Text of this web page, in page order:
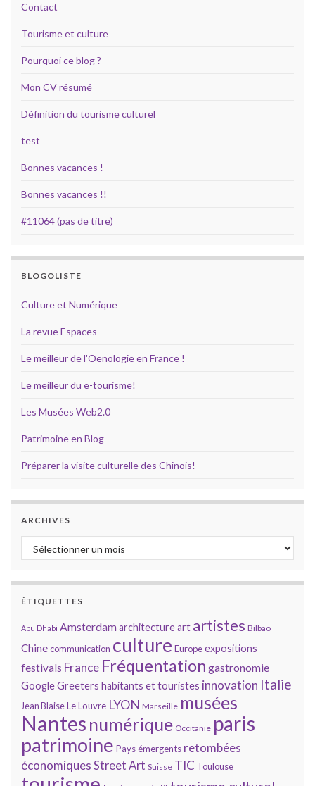
Contact
Tourisme et culture
Pourquoi ce blog ?
Mon CV résumé
Définition du tourisme culturel
test
Bonnes vacances !
Bonnes vacances !!
#11064 (pas de titre)
BLOGOLISTE
Culture et Numérique
La revue Espaces
Le meilleur de l'Oenologie en France !
Le meilleur du e-tourisme!
Les Musées Web2.0
Patrimoine en Blog
Préparer la visite culturelle des Chinois!
ARCHIVES
Archives
ÉTIQUETTES
Abu Dhabi Amsterdamarchitectureart artistes Bilbao
Chinecommunication culture Europeexpositions
festivals France Fréquentation gastronomie
GoogleGreeters habitants et touristes innovation Italie
Jean BlaiseLe Louvre LYON Marseille musées
Nantes numérique Occitanie paris
patrimoine Pays émergents retombées
économiques Street Art Suisse TIC Toulouse